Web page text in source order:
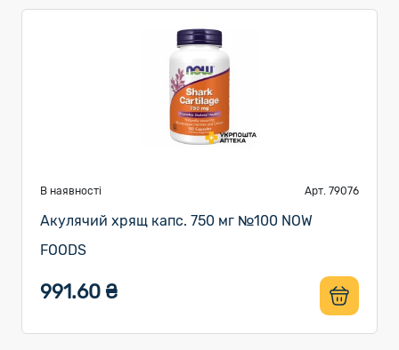
В наявності Арт. 79076
Акулячий хрящ капс. 750 мг №100 NOW
FOODS
991.60 ₴